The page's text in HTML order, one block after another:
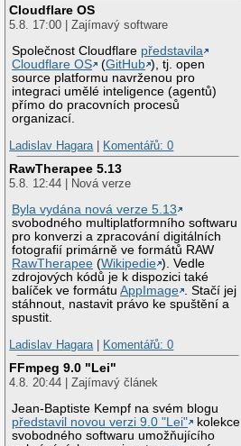
Cloudflare OS
5.8. 17:00 | Zajímavý software
Společnost Cloudflare představila
Cloudflare OS
(GitHub ), tj. open
source platformu navrženou pro
integraci umělé inteligence (agentů)
přímo do pracovních procesů
organizací.
Ladislav Hagara
Komentářů: 0
RawTherapee 5.13
5.8. 12:44 | Nová verze
Byla vydána nová verze 5.13
svobodného multiplatformního softwaru
pro konverzi a zpracování digitálních
fotografií primárně ve formátů RAW
RawTherapee (Wikipedie ). Vedle
zdrojových kódů je k dispozici také
balíček ve formátuAppImage . Stačí jej
stáhnout, nastavit právo ke spuštění a
spustit.
Ladislav Hagara
Komentářů: 0
FFmpeg 9.0 "Lei"
4.8. 20:44 | Zajímavý článek
Jean-Baptiste Kempf na svém blogu
představil novou verzi 9.0 "Lei"
kolekce
svobodného softwaru umožňujícího